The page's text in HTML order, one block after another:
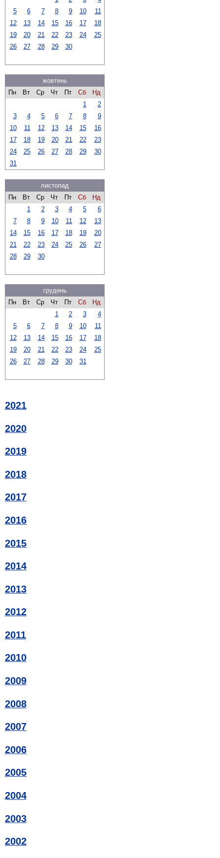
5
6 7 8 9 10
11
12
13 14 15 16 17
18
19
20 21 22 23 24
25
26
27 28 29 30
жовтень
Пн
Вт Ср Чт Пт Сб
Нд
1
2
3
4 5 6 7 8
9
10
11 12 13 14 15
16
17
18 19 20 21 22
23
24
25 26 27 28 29
30
31
листопад
Пн
Вт Ср Чт Пт Сб
Нд
1
2 3 4 5
6
7
8 9 10 11 12
13
14
15 16 17 18 19
20
21
22 23 24 25 26
27
28
29 30
грудень
Пн
Вт Ср Чт Пт Сб
Нд
1
2 3
4
5
6 7 8 9 10
11
12
13 14 15 16 17
18
19
20 21 22 23 24
25
26
27 28 29 30 31
2021
2020
2019
2018
2017
2016
2015
2014
2013
2012
2011
2010
2009
2008
2007
2006
2005
2004
2003
2002